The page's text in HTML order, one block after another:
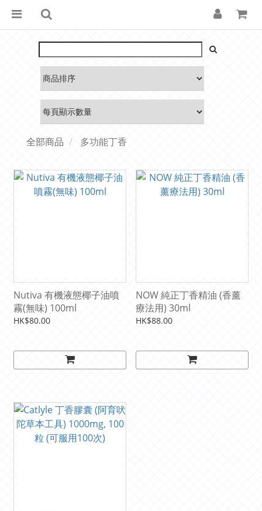
全部商品 多功能丁香
Nutiva 有機液態椰子油噴
霧(無味) 100ml
HK$80.00
NOW 純正丁香精油 (香薰
療法用) 30ml
HK$88.00